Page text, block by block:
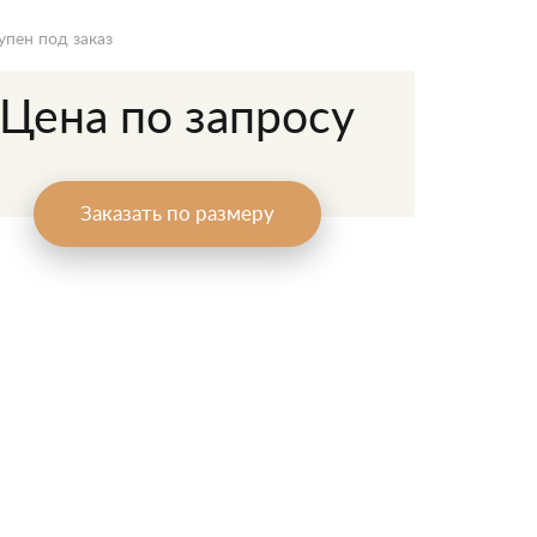
под заказ
Цена по запросу
Заказать по размеру